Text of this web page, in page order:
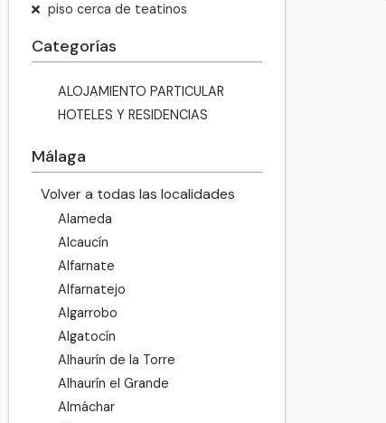
piso cerca de teatinos
Categorías
ALOJAMIENTO PARTICULAR
HOTELES Y RESIDENCIAS
Málaga
Volver a todas las localidades
Alameda
Alcaucín
Alfarnate
Alfarnatejo
Algarrobo
Algatocín
Alhaurín de la Torre
Alhaurín el Grande
Almáchar